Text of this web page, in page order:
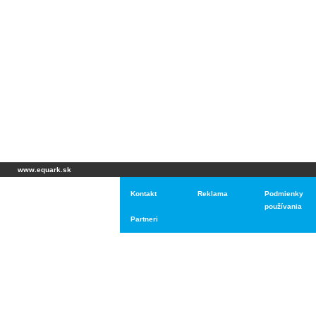
www.equark.sk
Kontakt Reklama
Podmienky
používania
Partneri